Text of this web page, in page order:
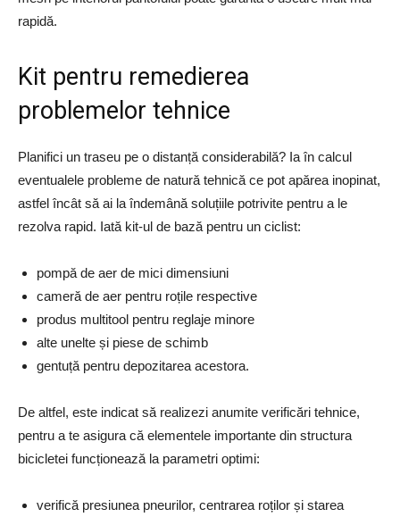
rapidă.
Kit pentru remedierea
problemelor tehnice
Planifici un traseu pe o distanță considerabilă? Ia în calcul
eventualele probleme de natură tehnică ce pot apărea inopinat,
astfel încât să ai la îndemână soluțiile potrivite pentru a le
rezolva rapid. Iată kit-ul de bază pentru un ciclist:
pompă de aer de mici dimensiuni
cameră de aer pentru roțile respective
produs multitool pentru reglaje minore
alte unelte și piese de schimb
gentuță pentru depozitarea acestora.
De altfel, este indicat să realizezi anumite verificări tehnice,
pentru a te asigura că elementele importante din structura
bicicletei funcționează la parametri optimi:
verifică presiunea pneurilor, centrarea roților și starea